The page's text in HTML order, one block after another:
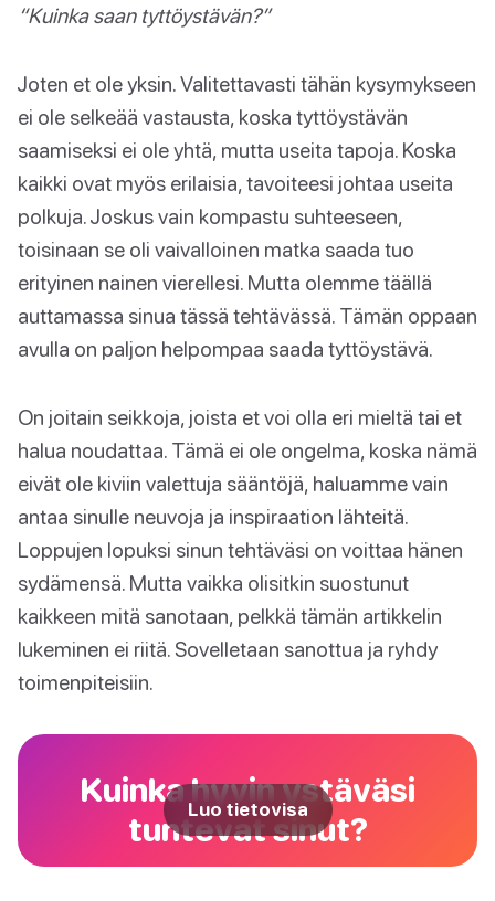
“Kuinka saan tyttöystävän?”
Joten et ole yksin. Valitettavasti tähän kysymykseen
ei ole selkeää vastausta, koska tyttöystävän
saamiseksi ei ole yhtä, mutta useita tapoja. Koska
kaikki ovat myös erilaisia, tavoiteesi johtaa useita
polkuja. Joskus vain kompastu suhteeseen,
toisinaan se oli vaivalloinen matka saada tuo
erityinen nainen vierellesi. Mutta olemme täällä
auttamassa sinua tässä tehtävässä. Tämän oppaan
avulla on paljon helpompaa saada tyttöystävä.
On joitain seikkoja, joista et voi olla eri mieltä tai et
halua noudattaa. Tämä ei ole ongelma, koska nämä
eivät ole kiviin valettuja sääntöjä, haluamme vain
antaa sinulle neuvoja ja inspiraation lähteitä.
Loppujen lopuksi sinun tehtäväsi on voittaa hänen
sydämensä. Mutta vaikka olisitkin suostunut
kaikkeen mitä sanotaan, pelkkä tämän artikkelin
lukeminen ei riitä. Sovelletaan sanottua ja ryhdy
toimenpiteisiin.
Kuinka hyvin ystäväsi
tuntevat sinut?
Luo tietovisa